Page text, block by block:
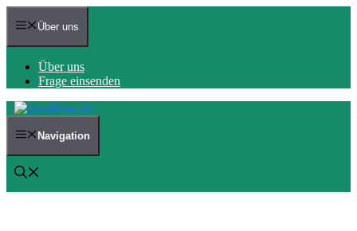
Zum
Inhalt Über uns
Über uns
Frage einsenden
Navigation